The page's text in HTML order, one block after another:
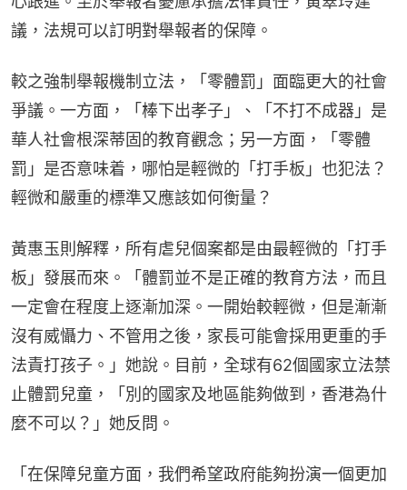
議，法規可以訂明對舉報者的保障。
較之強制舉報機制立法，「零體罰」面臨更大的社會
爭議。一方面，「棒下出孝子」、「不打不成器」是
華人社會根深蒂固的教育觀念；另一方面，「零體
罰」是否意味着，哪怕是輕微的「打手板」也犯法？
輕微和嚴重的標準又應該如何衡量？
黃惠玉則解釋，所有虐兒個案都是由最輕微的「打手
板」發展而來。「體罰並不是正確的教育方法，而且
一定會在程度上逐漸加深。一開始較輕微，但是漸漸
沒有威懾力、不管用之後，家長可能會採用更重的手
法責打孩子。」她說。目前，全球有62個國家立法禁
止體罰兒童，「別的國家及地區能夠做到，香港為什
麼不可以？」她反問。
「在保障兒童方面，我們希望政府能夠扮演一個更加